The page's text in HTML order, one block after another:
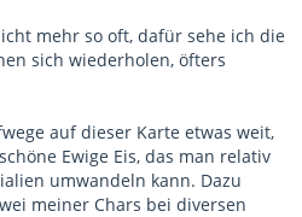
mehr so oft, dafür sehe ich die
sich wiederholen, öfters
auf dieser Karte etwas weit,
Ewige Eis, das man relativ
umwandeln kann. Dazu
meiner Chars bei diversen